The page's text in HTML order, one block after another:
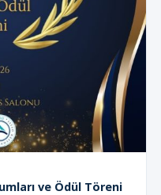
ve Ödül Töreni